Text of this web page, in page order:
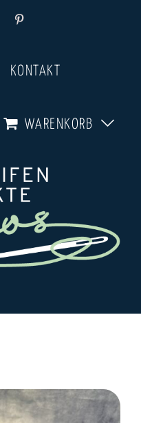
Pinterest
KONTAKT
WARENKORB